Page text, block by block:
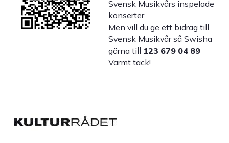
Svensk Musikvårs inspelade
konserter.
Men vill du ge ett bidrag till
Svensk Musikvår så Swisha
gärna till 123 679 04 89
Varmt tack!